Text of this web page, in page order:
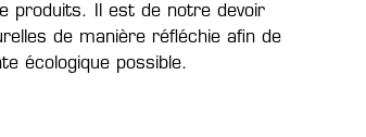
produits. Il est de notre devoir
de manière réfléchie afin de
écologique possible.